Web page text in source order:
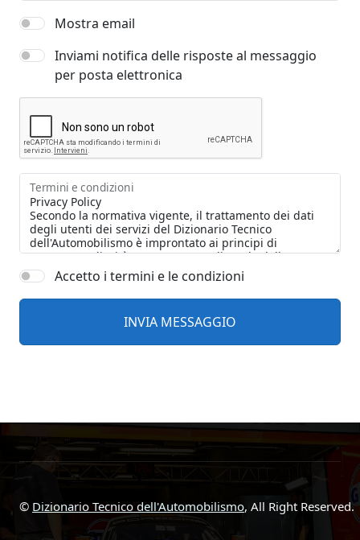
Mostra email
Inviami notifica delle risposte al messaggio
per posta elettronica
Termini e condizioni
Accetto i termini e le condizioni
© Dizionario Tecnico dell'Automobilismo, All Right Reserved.